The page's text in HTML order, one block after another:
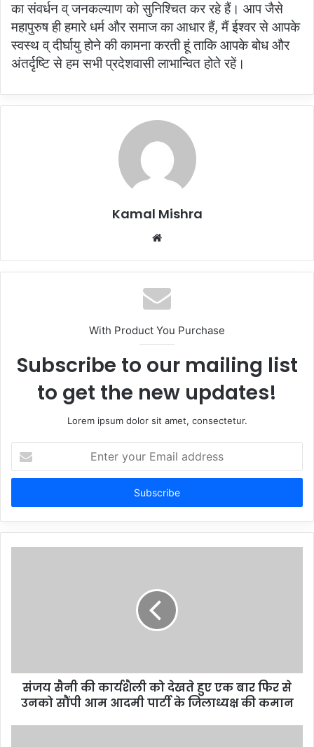
का संवर्धन व् जनकल्याण को सुनिश्चित कर रहे हैं। आप जैसे
महापुरुष ही हमारे धर्म और समाज का आधार हैं, मैं ईश्वर से आपके
स्वस्थ व् दीर्घायु होने की कामना करती हूं ताकि आपके बोध और
अंतर्दृष्टि से हम सभी प्रदेशवासी लाभान्वित होते रहें।
Kamal Mishra
Website
With Product You Purchase
Subscribe to our mailing list
to get the new updates!
Lorem ipsum dolor sit amet, consectetur.
your
Email
संजय सैनी की कार्यशैली को देखते हुए एक बार फिर से
उनको सौंपी आम आदमी पार्टी के जिलाध्यक्ष की कमान